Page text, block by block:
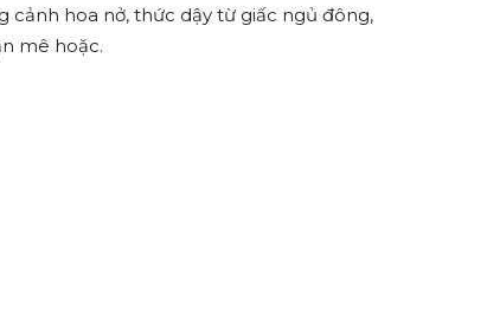
hoa nở, thức dậy từ giấc ngủ đông,
mê hoặc.